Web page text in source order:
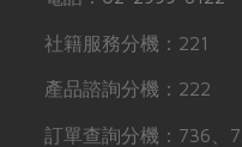
社籍服務分機：221
產品諮詢分機：222
訂單查詢分機：736、